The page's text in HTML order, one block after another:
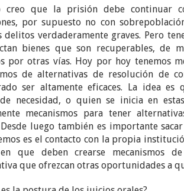
que la prisión debe continuar
por supuesto no con
delitos verdaderamente graves. Pero
bienes que son recuperables, de
por otras vías. Hoy por hoy tenemos
de alternativas de resolución de
ser altamente eficaces. La idea
necesidad, o quien se inicia en
mecanismos para tener
luego también es importante
es el contacto con la propia
que deben crearse mecanismos
que ofrezcan otras oportunidades a